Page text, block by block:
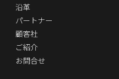
沿革
パートナー
顧客社
ご紹介
お問合せ